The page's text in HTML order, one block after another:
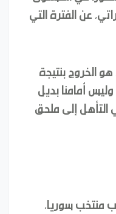
عن الفترة التي
الخروج بنتيجة
أمامنا بديل
إلى ملحق
منتخب سوريا،